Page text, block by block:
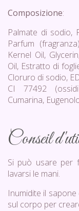
Composizione:
Palmate di sodio,
Parfum
Kernel Oil,
Oil, Estratto di
Cloruro di sodio,
CI 77492
Cumarina,
Conseil
Si può usare per
lavarsi le mani.
Inumidite il
sul corpo per